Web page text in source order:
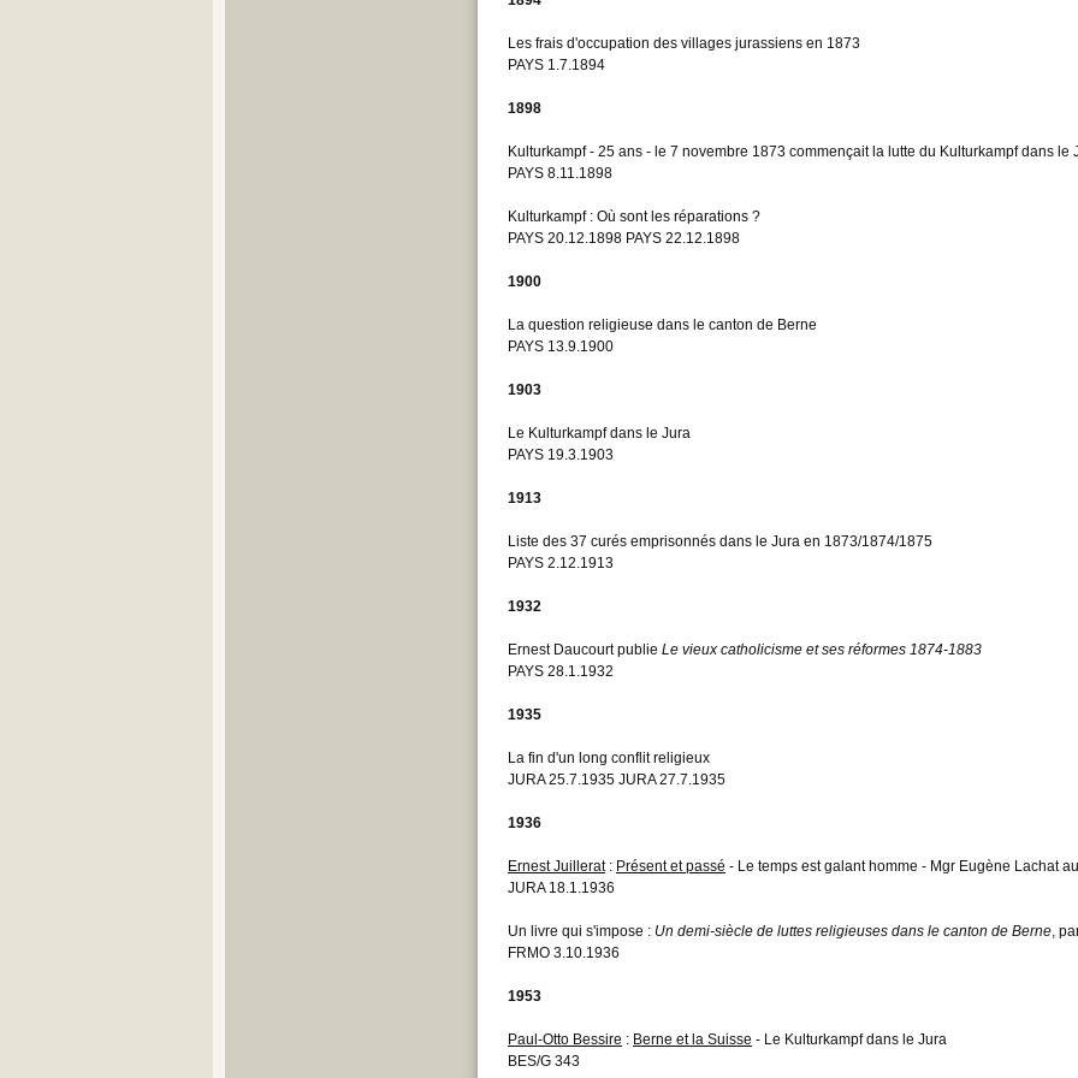
Les frais d'occupation des villages jurassiens en 1873
PAYS 1.7.1894
1898
Kulturkampf - 25 ans - le 7 novembre 1873 commençait la lutte du Kulturkampf dans le
PAYS 8.11.1898
Kulturkampf : Où sont les réparations ?
PAYS 20.12.1898 PAYS 22.12.1898
1900
La question religieuse dans le canton de Berne
PAYS 13.9.1900
1903
Le Kulturkampf dans le Jura
PAYS 19.3.1903
1913
Liste des 37 curés emprisonnés dans le Jura en 1873/1874/1875
PAYS 2.12.1913
1932
Ernest Daucourt publie Le vieux catholicisme et ses réformes 1874-1883
PAYS 28.1.1932
1935
La fin d'un long conflit religieux
JURA 25.7.1935 JURA 27.7.1935
1936
Ernest Juillerat: Présent et passé - Le temps est galant homme - Mgr Eugène Lachat
JURA 18.1.1936
Un livre qui s'impose : Un demi-siècle de luttes religieuses dans le canton de Berne ,
FRMO 3.10.1936
1953
Paul-Otto Bessire : Berne et la Suisse - Le Kulturkampf dans le Jura
BES/G 343